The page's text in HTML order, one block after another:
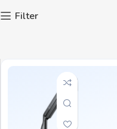
Filter